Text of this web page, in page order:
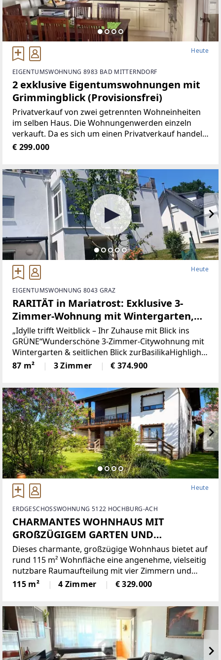
Heute
EIGENTUMSWOHNUNG 8983 BAD MITTERNDORF
2 exklusive Eigentumswohnungen mit
Grimmingblick (Provisionsfrei)
Privatverkauf von zwei getrennten Wohneinheiten
im selben Haus. Die Wohnungenwerden einzeln
verkauft. Da es sich um einen Privatverkauf handelt,
sparen Siesich die komplette Maklerprovision (ca. €
€ 299.000
Heute
EIGENTUMSWOHNUNG 8043 GRAZ
RARITÄT in Mariatrost: Exklusive 3-
Zimmer-Wohnung mit Wintergarten,
unverbaubarem Grünblick & seitlichem
Blick zur Basilika!
Besichtigungsmöglichkeit: am
Wochenende oder am Dienstag! Nutzen
„Idylle trifft Weitblick – Ihr Zuhause mit Blick ins
GRÜNE“Wunderschöne 3-Zimmer-Citywohnung mit
Wintergarten & seitlichen Blick zurBasilikaHighlights
auf einen Blick * Wohnfläche: ca. 87 m²
87 m² 3 Zimmer € 374.900
Heute
ERDGESCHOSSWOHNUNG 5122 HOCHBURG-ACH
CHARMANTES WOHNHAUS MIT
GROßZÜGIGEM GARTEN UND
ÜBERDACHTER TERRASSE
Dieses charmante, großzügige Wohnhaus bietet auf
rund 115 m² Wohnfläche eine angenehme, vielseitig
nutzbare Raumaufteilung mit vier Zimmern und
ausreichend Platz für Paare, Familien oder
individuelle Wohnideen.Der geräumige
115 m² 4 Zimmer € 329.000